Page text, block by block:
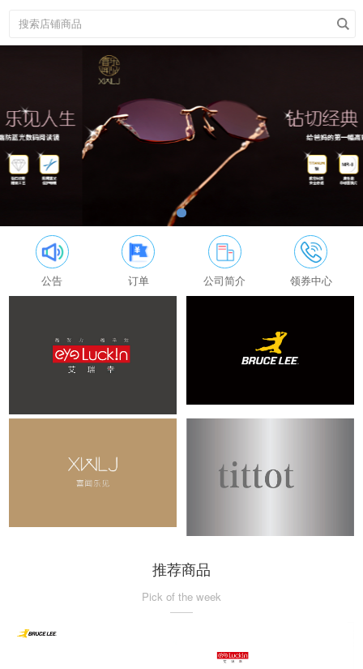
公告 订单 公司简介 领券中心
推荐商品
Pick of the week